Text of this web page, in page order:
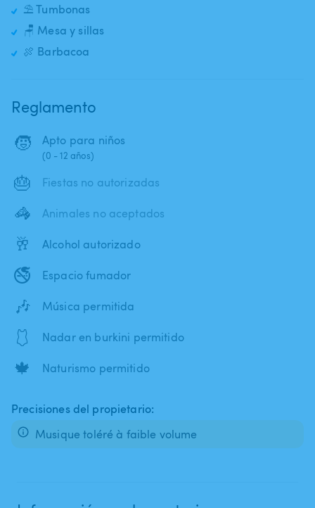
⛱️ Tumbonas
🪑 Mesa y sillas
🍖 Barbacoa
Reglamento
🧒 Apto para niños
(0 - 12 años)
🎂 Fiestas no autorizadas
🦓 Animales no aceptados
🥂 Alcohol autorizado
🚭 Espacio fumador
🎶 Música permitida
🩱 Nadar en burkini permitido
🍁 Naturismo permitido
Precisiones del propietario:
Musique toléré à faible volume